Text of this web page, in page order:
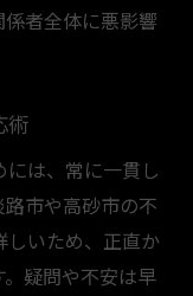
者全体に悪影響
術
は、常に一貫し
市や高砂市の不
しいため、正直か
疑問や不安は早